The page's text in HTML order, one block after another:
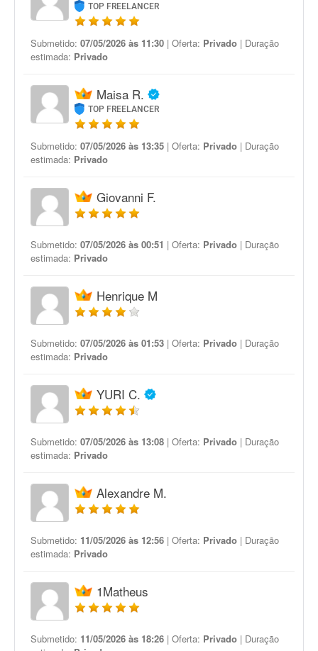
TOP FREELANCER
Submetido: 07/05/2026 às 11:30 | Oferta: Privado | Duração
estimada: Privado
Maisa R.
TOP FREELANCER
Submetido: 07/05/2026 às 13:35 | Oferta: Privado | Duração
estimada: Privado
Giovanni F.
Submetido: 07/05/2026 às 00:51 | Oferta: Privado | Duração
estimada: Privado
Henrique M
Submetido: 07/05/2026 às 01:53 | Oferta: Privado | Duração
estimada: Privado
YURI C.
Submetido: 07/05/2026 às 13:08 | Oferta: Privado | Duração
estimada: Privado
Alexandre M.
Submetido: 11/05/2026 às 12:56 | Oferta: Privado | Duração
estimada: Privado
1Matheus
Submetido: 11/05/2026 às 18:26 | Oferta: Privado | Duração